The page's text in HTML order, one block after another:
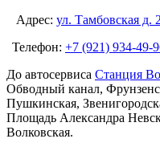
Адрес: ул. Тамбовская д.
Телефон: +7 (921) 934-49-
До автосервиса Станция
Обводный канал,
Пушкинская,
Площадь Александра
Волковская.